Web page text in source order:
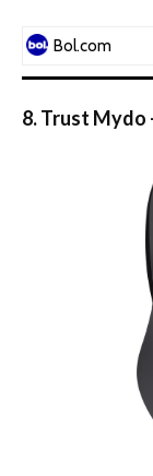
Bol.com
8. Trust Mydo